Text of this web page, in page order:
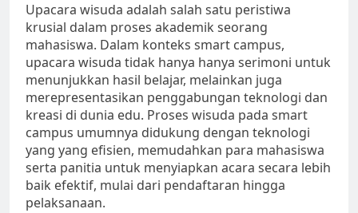
Upacara wisuda adalah salah satu peristiwa
krusial dalam proses akademik seorang
mahasiswa. Dalam konteks smart campus,
upacara wisuda tidak hanya hanya serimoni untuk
menunjukkan hasil belajar, melainkan juga
merepresentasikan penggabungan teknologi dan
kreasi di dunia edu. Proses wisuda pada smart
campus umumnya didukung dengan teknologi
yang yang efisien, memudahkan para mahasiswa
serta panitia untuk menyiapkan acara secara lebih
baik efektif, mulai dari pendaftaran hingga
pelaksanaan.